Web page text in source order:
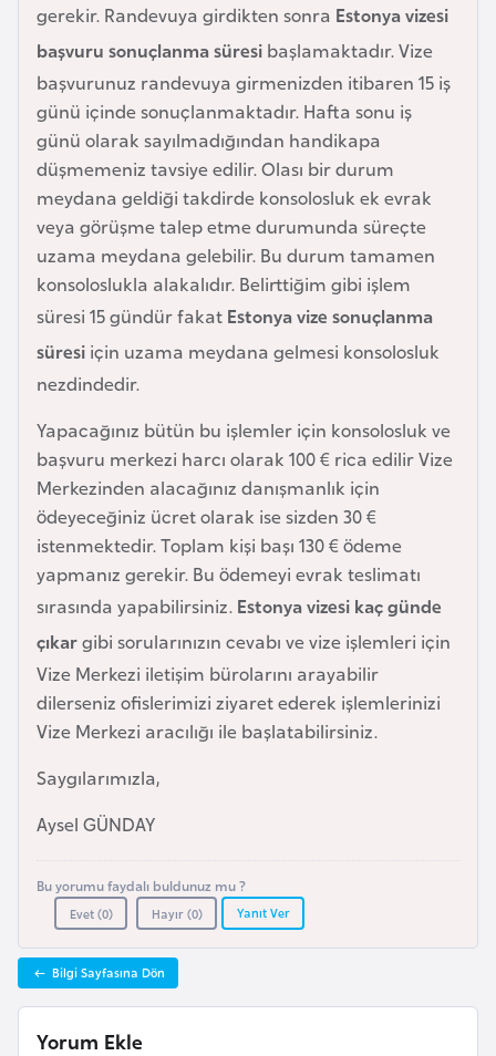
gerekir. Randevuya girdikten sonra Estonya vizesi
başvuru sonuçlanma süresi başlamaktadır. Vize
başvurunuz randevuya girmenizden itibaren 15 iş
günü içinde sonuçlanmaktadır. Hafta sonu iş
günü olarak sayılmadığından handikapa
düşmemeniz tavsiye edilir. Olası bir durum
meydana geldiği takdirde konsolosluk ek evrak
veya görüşme talep etme durumunda süreçte
uzama meydana gelebilir. Bu durum tamamen
konsoloslukla alakalıdır. Belirttiğim gibi işlem
süresi 15 gündür fakat Estonya vize sonuçlanma
süresi için uzama meydana gelmesi konsolosluk
nezdindedir.
Yapacağınız bütün bu işlemler için konsolosluk ve
başvuru merkezi harcı olarak 100 € rica edilir Vize
Merkezinden alacağınız danışmanlık için
ödeyeceğiniz ücret olarak ise sizden 30 €
istenmektedir. Toplam kişi başı 130 € ödeme
yapmanız gerekir. Bu ödemeyi evrak teslimatı
sırasında yapabilirsiniz. Estonya vizesi kaç günde
çıkargibi sorularınızın cevabı ve vize işlemleri için
Vize Merkezi iletişim bürolarını arayabilir
dilerseniz ofislerimizi ziyaret ederek işlemlerinizi
Vize Merkezi aracılığı ile başlatabilirsiniz.
Saygılarımızla,
Aysel GÜNDAY
Bu yorumu faydalı buldunuz mu ?
Evet (0) Hayır (0) Yanıt Ver
Bilgi Sayfasına Dön
Yorum Ekle
e
l
a
r
u
s
B
e
l
ç
i
k
B
e
n
i
B
o
s
n
a
e
r
s
k
B
u